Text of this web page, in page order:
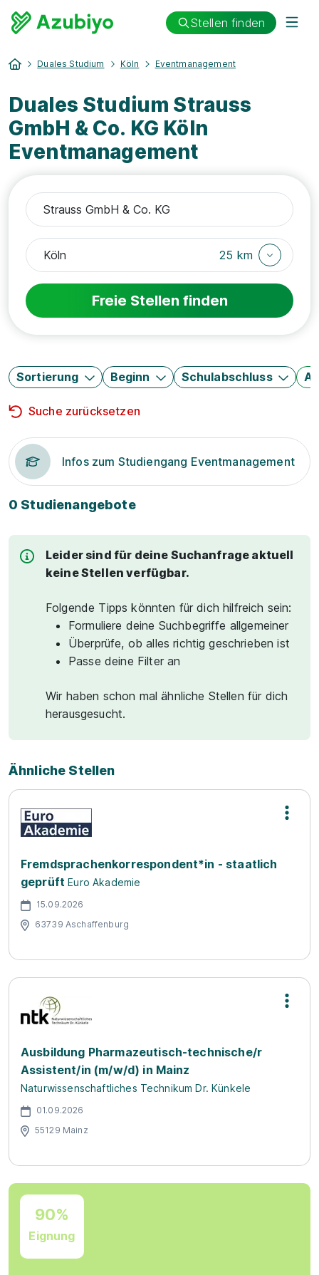
Stellen finden
Duales Studium Köln Eventmanagement
Duales Studium Strauss
GmbH & Co. KG Köln
Eventmanagement
25 km
Freie Stellen finden
Sortierung Beginn Schulabschluss
Suche zurücksetzen
Infos zum Studiengang Eventmanagement
0 Studienangebote
Leider sind für deine Suchanfrage aktuell
keine Stellen verfügbar.
Folgende Tipps könnten für dich hilfreich sein:
Formuliere deine Suchbegriffe allgemeiner
Überprüfe, ob alles richtig geschrieben ist
Passe deine Filter an
Wir haben schon mal ähnliche Stellen für dich
herausgesucht.
Ähnliche Stellen
Fremdsprachenkorrespondent*in - staatlich
geprüft Euro Akademie
15.09.2026
63739 Aschaffenburg
Ausbildung Pharmazeutisch-technische/r
Assistent/in (m/w/d) in Mainz
Naturwissenschaftliches Technikum Dr. Künkele
01.09.2026
55129 Mainz
90%
Eignung